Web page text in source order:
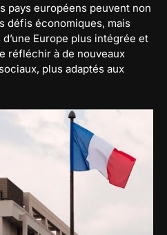
pays européens peuvent non
défis économiques, mais
Europe plus intégrée et
réfléchir à de nouveaux
plus adaptés aux